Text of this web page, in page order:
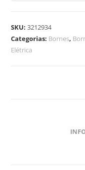
SKU:3212934
Categorias: Bornes,
Elétrica